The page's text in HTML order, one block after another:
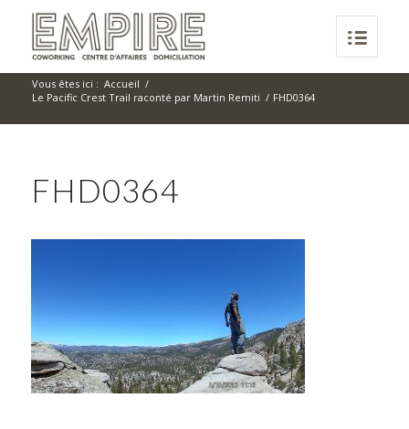
Vous êtes ici : Accueil /
Le Pacific Crest Trail raconté par Martin Remiti / FHD0364
FHD0364